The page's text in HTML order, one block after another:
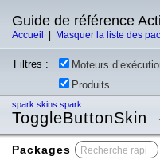
Guide de référence
Accueil Masquer la liste des
Filtres : Moteurs
Produits
spark.skins.spark
ToggleButtonSkin
Packages